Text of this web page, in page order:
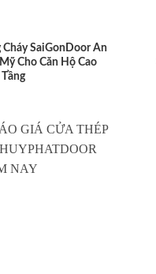
Cháy SaiGonDoor An
Cho Căn Hộ Cao
Tầng